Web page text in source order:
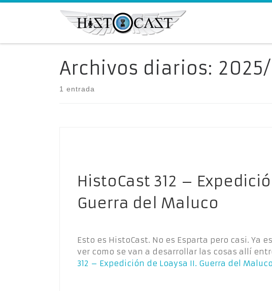
Saltar al contenido
Archivos diarios:
1 entrada
HistoCast 312 –
Guerra del Maluco
Esto es HistoCast. No es Esparta pero casi. Ya
ver como se van a desarrollar las cosas allí
312 – Expedición de Loaysa II. Guerra del Maluco